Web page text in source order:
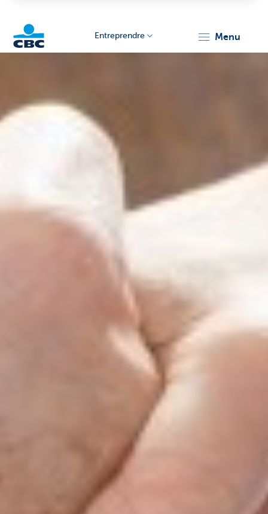
Entreprendre menu